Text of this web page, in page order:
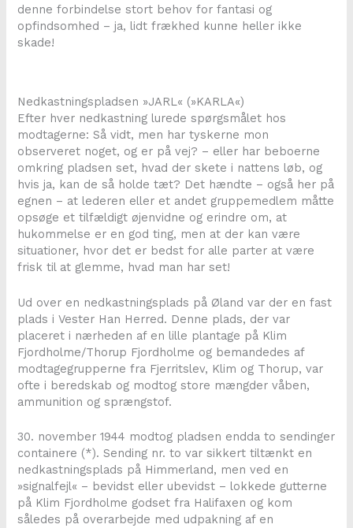
denne forbindelse stort behov for fantasi og
opfindsomhed – ja, lidt frækhed kunne heller ikke
skade!
Nedkastningspladsen »JARL« (»KARLA«)
Efter hver nedkastning lurede spørgsmålet hos
modtagerne: Så vidt, men har tyskerne mon
observeret noget, og er på vej? – eller har beboerne
omkring pladsen set, hvad der skete i nattens løb, og
hvis ja, kan de så holde tæt? Det hændte – også her på
egnen – at lederen eller et andet gruppemedlem måtte
opsøge et tilfældigt øjenvidne og erindre om, at
hukommelse er en god ting, men at der kan være
situationer, hvor det er bedst for alle parter at være
frisk til at glemme, hvad man har set!
Ud over en nedkastningsplads på Øland var der en fast
plads i Vester Han Herred. Denne plads, der var
placeret i nærheden af en lille plantage på Klim
Fjordholme/Thorup Fjordholme og bemandedes af
modtagegrupperne fra Fjerritslev, Klim og Thorup, var
ofte i beredskab og modtog store mængder våben,
ammunition og sprængstof.
30. november 1944 modtog pladsen endda to sendinger
containere (*). Sending nr. to var sikkert tiltænkt en
nedkastningsplads på Himmerland, men ved en
»signalfejl« – bevidst eller ubevidst – lokkede gutterne
på Klim Fjordholme godset fra Halifaxen og kom
således på overarbejde med udpakning af en